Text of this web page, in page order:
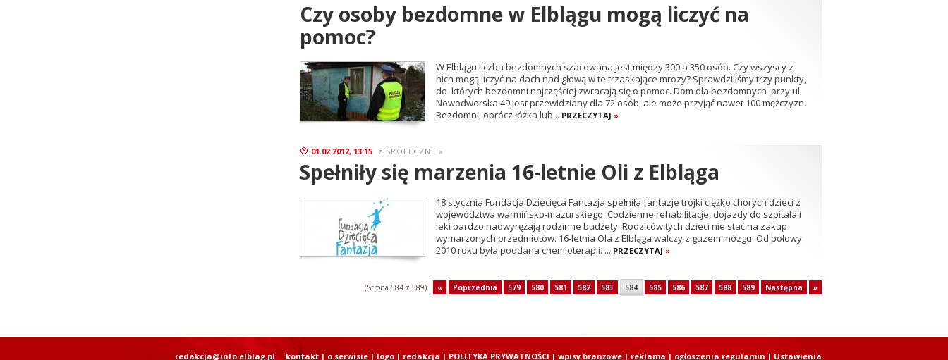
Czy osoby bezdomne w Elblągu mogą liczyć na
pomoc?
W Elblągu liczba bezdomnych szacowana jest między 300 a 350 osób. Czy wszyscy z
nich mogą liczyć na dach nad głową w te trzaskające mrozy? Sprawdziliśmy trzy punkty,
do których bezdomni najczęściej zwracają się o pomoc. Dom dla bezdomnych przy ul.
Nowodworska 49 jest przewidziany dla 72 osób, ale może przyjąć nawet 100 mężczyzn.
Bezdomni, oprócz łóżka lub... PRZECZYTAJ »
01.02.2012, 13:15 z SPOŁECZNE »
Spełniły się marzenia 16-letnie Oli z Elbląga
18 stycznia Fundacja Dziecięca Fantazja spełniła fantazje trójki ciężko chorych dzieci z
województwa warmińsko-mazurskiego. Codzienne rehabilitacje, dojazdy do szpitala i
leki bardzo nadwyrężają rodzinne budżety. Rodziców tych dzieci nie stać na zakup
wymarzonych przedmiotów. 16-letnia Ola z Elbląga walczy z guzem mózgu. Od połowy
2010 roku była poddana chemioterapii. ... PRZECZYTAJ »
(Strona 584 z 589) « Poprzednia 579 580 581 582 583 584 585 586 587 588 589 Następna »
redakcja@info.elblag.pl kontakt| o serwisie| logo| redakcja | POLITYKA PRYWATNOŚCI | wpisy branżowe| reklama | ogłoszenia regulamin | Ustawienia